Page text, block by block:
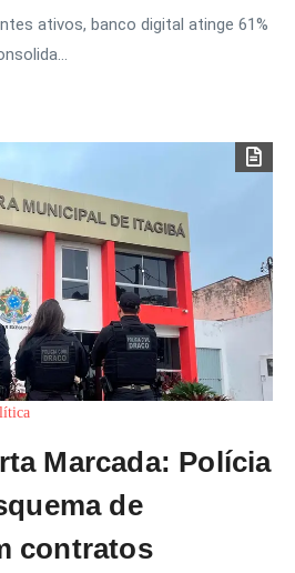
ativos, banco digital atinge 61%
Marcada: Polícia
de
contratos